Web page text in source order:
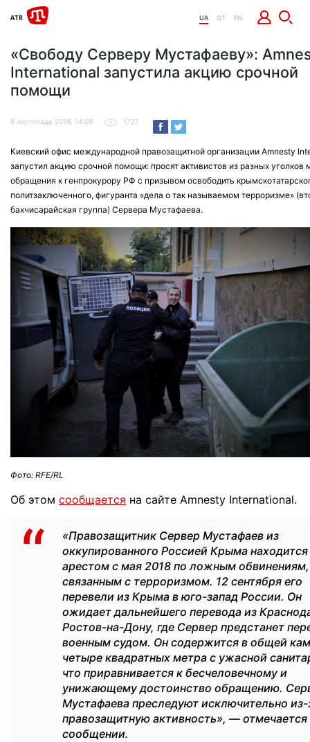
UA QT EN
«Свободу Серверу Мустафаеву»:
International запустила акцию срочной
помощи
6 листопада 2019, 14:09 1727
Киевский офис международной правозащитной организации Amnesty
запустил акцию срочной помощи: просят активистов из разных уголков
обращения к генпрокурору РФ с призывом освободить
политзаключенного, фигуранта «дела о так называемом терроризме»
бахчисарайская группа) Сервера Мустафаева.
Фото: RFE/RL
Об этом сообщается на сайте Amnesty International.
«Правозащитник Сервер Мустафаев из
оккупированного Россией Крыма
арестом с мая 2018 по ложным обвинениям,
связанным с терроризмом. 12 сентября его
перевели из Крыма в юго-запад России. Он
ожидает дальнейшего перевода из
Ростов-на-Дону, где Сервер предстанет
военным судом. Он содержится в общей
четыре квадратных метра с ужасной
что приравнивается к бесчеловечному и
унижающему достоинство обращению.
Мустафаева преследуют исключительно из-
правозащитную активность», — отмечается
сообщении.